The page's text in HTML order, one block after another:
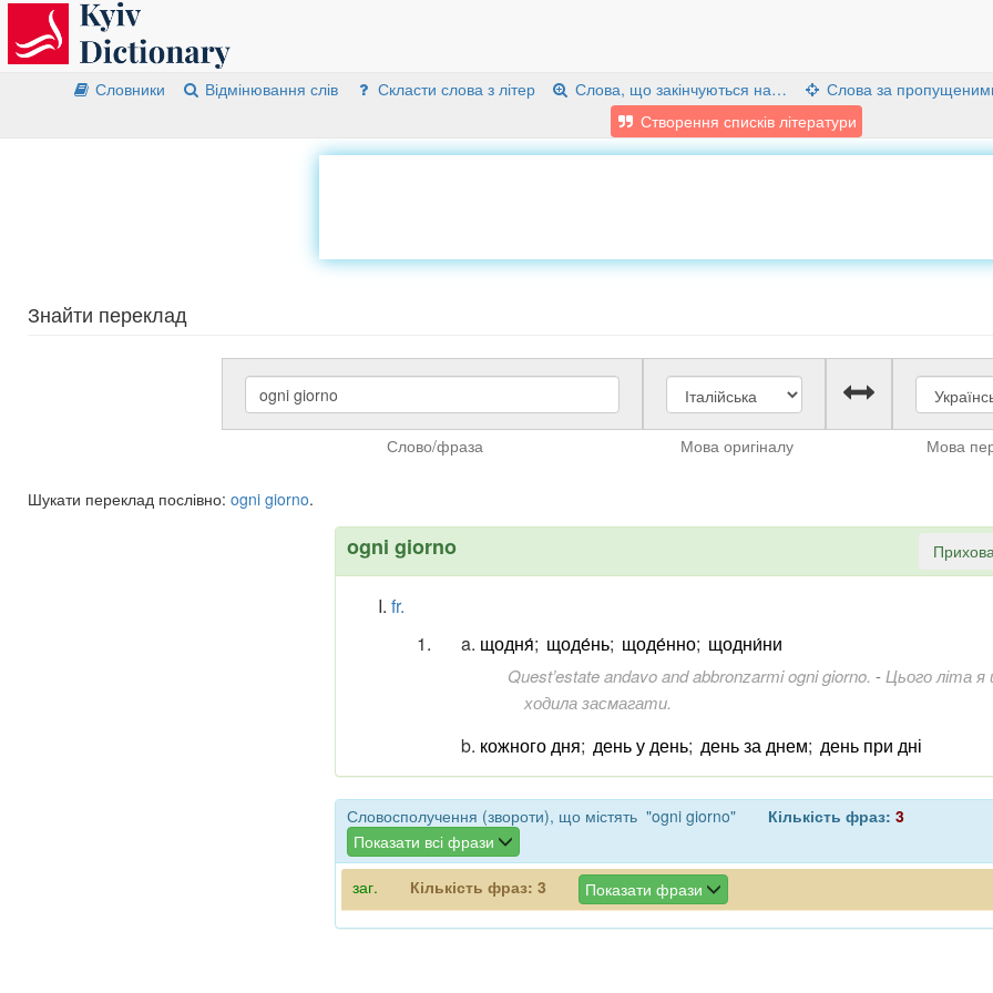
Словники Відмінювання слів Скласти слова з літер Слова, що закінчуються на… Слова за
Створення списків літератури
Знайти переклад
Слово/фраза Мова оригіналу Мова
Шукати переклад послівно: ogni giorno.
ogni giorno
fr.
щодня́; щоде́нь; щоде́нно; щодни́ни
Quest’estate andavo and abbronzarmi ogni giorno. -Цього літа
ходила засмагати.
кожного дня; день у день; день за днем; день при дні
Словосполучення (звороти), що містять "ogni giorno" Кількість фраз: 3
Показати всі фрази
заг. Кількість фраз: 3 Показати фрази